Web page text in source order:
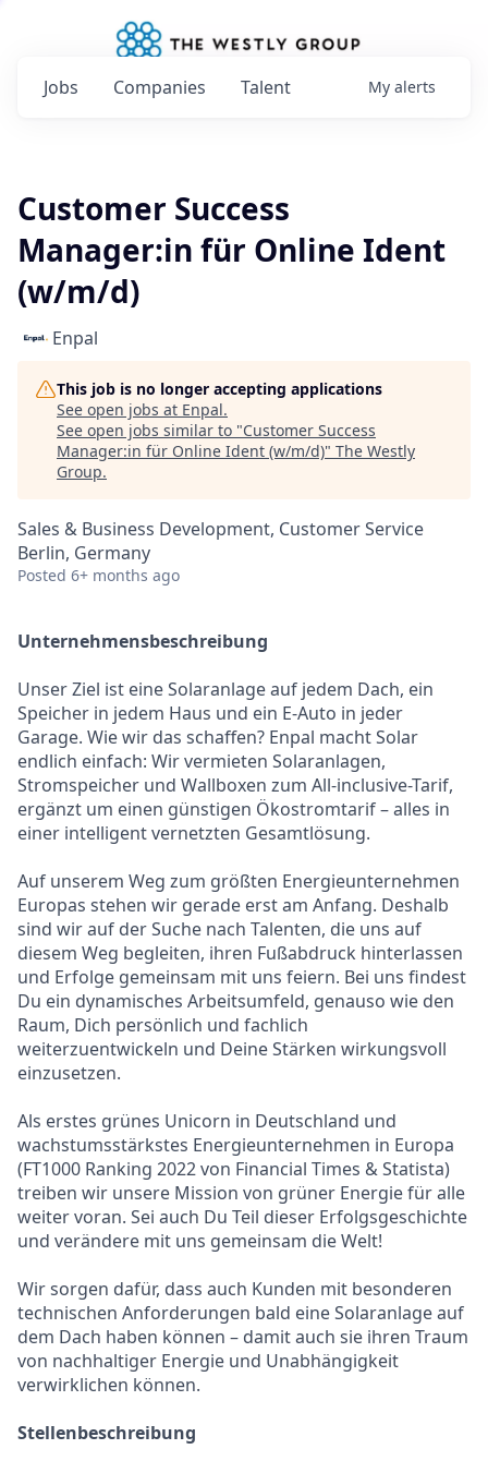
Jobs Companies Talent My alerts
Customer Success
Manager:in für Online Ident
(w/m/d)
Enpal
This job is no longer accepting applications
See open jobs at Enpal.
See open jobs similar to "Customer Success
Manager:in für Online Ident (w/m/d)" The Westly
Group.
Sales & Business Development, Customer Service
Berlin, Germany
Posted 6+ months ago
Unternehmensbeschreibung
Unser Ziel ist eine Solaranlage auf jedem Dach, ein
Speicher in jedem Haus und ein E-Auto in jeder
Garage. Wie wir das schaffen? Enpal macht Solar
endlich einfach: Wir vermieten Solaranlagen,
Stromspeicher und Wallboxen zum All-inclusive-Tarif,
ergänzt um einen günstigen Ökostromtarif – alles in
einer intelligent vernetzten Gesamtlösung.
Auf unserem Weg zum größten Energieunternehmen
Europas stehen wir gerade erst am Anfang. Deshalb
sind wir auf der Suche nach Talenten, die uns auf
diesem Weg begleiten, ihren Fußabdruck hinterlassen
und Erfolge gemeinsam mit uns feiern. Bei uns findest
Du ein dynamisches Arbeitsumfeld, genauso wie den
Raum, Dich persönlich und fachlich
weiterzuentwickeln und Deine Stärken wirkungsvoll
einzusetzen.
Als erstes grünes Unicorn in Deutschland und
wachstumsstärkstes Energieunternehmen in Europa
(FT1000 Ranking 2022 von Financial Times & Statista)
treiben wir unsere Mission von grüner Energie für alle
weiter voran. Sei auch Du Teil dieser Erfolgsgeschichte
und verändere mit uns gemeinsam die Welt!
Wir sorgen dafür, dass auch Kunden mit besonderen
technischen Anforderungen bald eine Solaranlage auf
dem Dach haben können – damit auch sie ihren Traum
von nachhaltiger Energie und Unabhängigkeit
verwirklichen können.
Stellenbeschreibung